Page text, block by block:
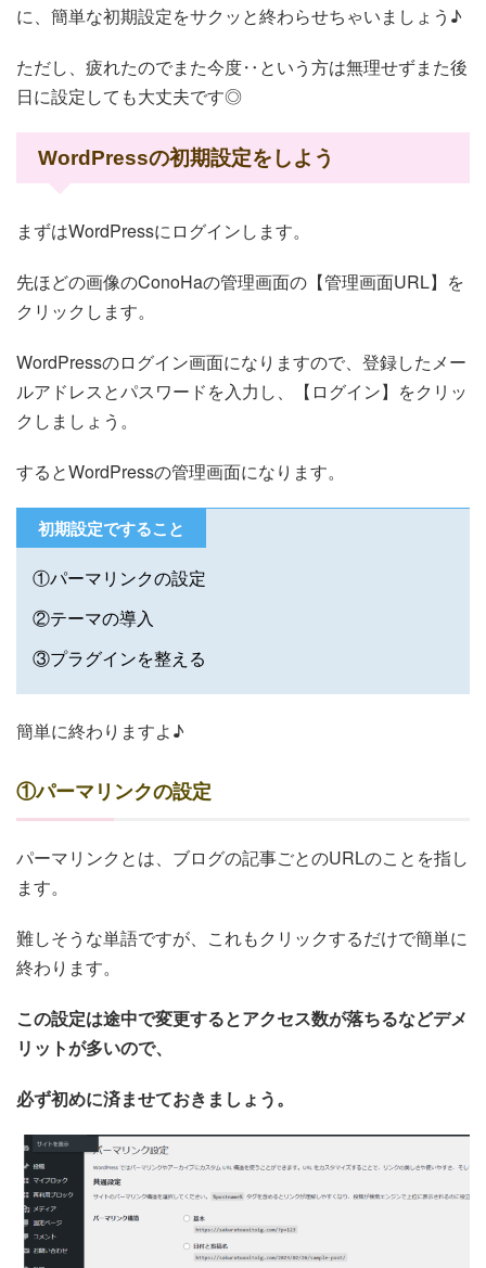
に、簡単な初期設定をサクッと終わらせちゃいましょう♪
ただし、疲れたのでまた今度‥という方は無理せずまた後
日に設定しても大丈夫です◎
WordPressの初期設定をしよう
まずはWordPressにログインします。
先ほどの画像のConoHaの管理画面の【管理画面URL】を
クリックします。
WordPressのログイン画面になりますので、登録したメー
ルアドレスとパスワードを入力し、【ログイン】をクリッ
クしましょう。
するとWordPressの管理画面になります。
初期設定ですること
①パーマリンクの設定
②テーマの導入
③プラグインを整える
簡単に終わりますよ♪
①パーマリンクの設定
パーマリンクとは、ブログの記事ごとのURLのことを指し
ます。
難しそうな単語ですが、これもクリックするだけで簡単に
終わります。
この設定は途中で変更するとアクセス数が落ちるなどデメ
リットが多いので、
必ず初めに済ませておきましょう。